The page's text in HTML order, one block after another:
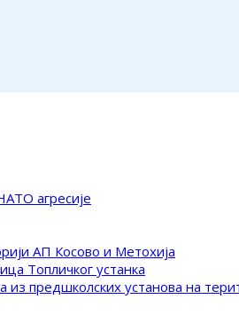
агресије
АП Косово и Метохија
Топличког устанка
предшколских установа на